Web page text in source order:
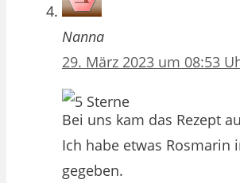
Nanna
29. März 2023 um 08:53
Bei uns kam das Rezept
Ich habe etwas Rosmarin
gegeben.